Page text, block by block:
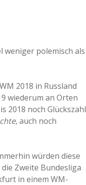
weniger polemisch als
2018 in Russland
wiederum an Orten
2018 noch Glückszahl
, auch noch
würden diese
Zweite Bundesliga
in einem WM-